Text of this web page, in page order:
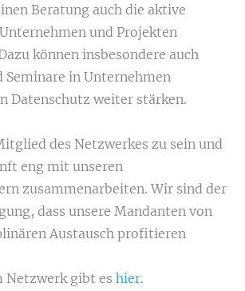
Beratung auch die aktive
und Projekten
können insbesondere auch
Seminare in Unternehmen
Datenschutz weiter stärken.
des Netzwerkes zu sein und
eng mit unseren
zusammenarbeiten. Wir sind der
dass unsere Mandanten von
Austausch profitieren
Netzwerk gibt es hier.